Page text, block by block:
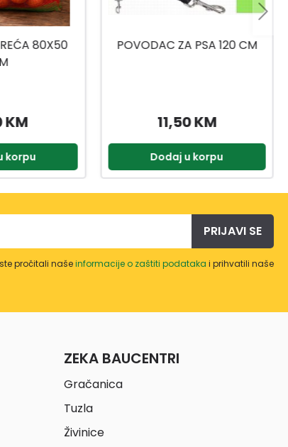
PSA 120 CM
KM
korpu
STOLICA RATAN CT039
15,92 KM
Dodaj u korpu
PRIJAVI SE
pročitali našeinformacije o zaštiti podataka i prihvatili naše
ZEKA BAUCENTRI
Gračanica
Tuzla
Živinice